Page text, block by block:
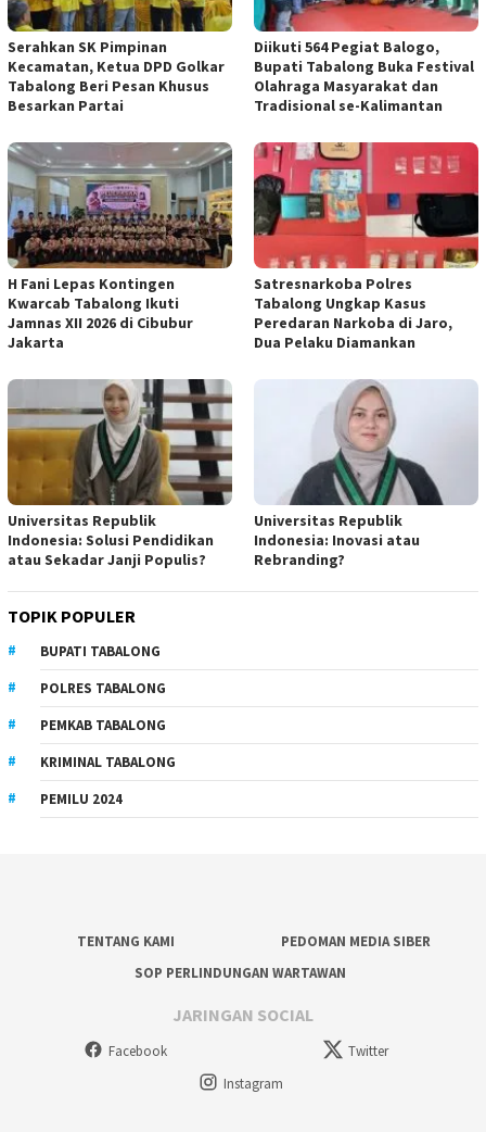
Serahkan SK Pimpinan
Kecamatan, Ketua DPD Golkar
Tabalong Beri Pesan Khusus
Besarkan Partai
Diikuti 564 Pegiat Balogo,
Bupati Tabalong Buka Festival
Olahraga Masyarakat dan
Tradisional se-Kalimantan
H Fani Lepas Kontingen
Kwarcab Tabalong Ikuti
Jamnas XII 2026 di Cibubur
Jakarta
Satresnarkoba Polres
Tabalong Ungkap Kasus
Peredaran Narkoba di Jaro,
Dua Pelaku Diamankan
Universitas Republik
Indonesia: Solusi Pendidikan
atau Sekadar Janji Populis?
Universitas Republik
Indonesia: Inovasi atau
Rebranding?
TOPIK POPULER
BUPATI TABALONG
POLRES TABALONG
PEMKAB TABALONG
KRIMINAL TABALONG
PEMILU 2024
TENTANG KAMI
PEDOMAN MEDIA SIBER
SOP PERLINDUNGAN WARTAWAN
JARINGAN SOCIAL
Facebook
Twitter
Instagram